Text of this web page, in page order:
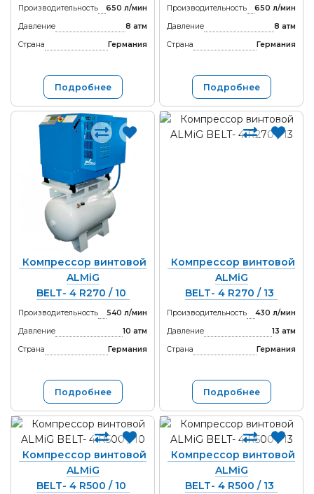
Производительность
650 л/мин
Давление
8 атм
Страна
Германия
Подробнее
Производительность
650 л/мин
Давление
8 атм
Страна
Германия
Подробнее
Компрессор винтовой
ALMiG
BELT- 4 R270 / 10
Производительность
540 л/мин
Давление
10 атм
Страна
Германия
Подробнее
Компрессор винтовой
ALMiG
BELT- 4 R270 / 13
Производительность
430 л/мин
Давление
13 атм
Страна
Германия
Подробнее
Компрессор винтовой
ALMiG
BELT- 4 R500 / 10
Компрессор винтовой
ALMiG
BELT- 4 R500 / 13